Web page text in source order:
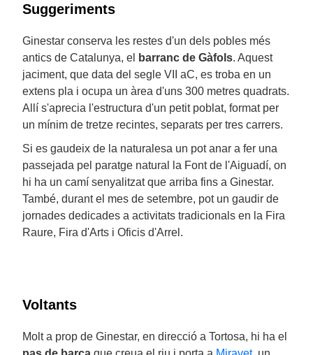
Suggeriments
Ginestar conserva les restes d'un dels pobles més
antics de Catalunya, el
barranc de Gàfols. Aquest
jaciment, que data del segle VII aC, es troba en un
extens pla i ocupa un àrea d'uns 300 metres quadrats.
Allí s'aprecia l'estructura d'un petit poblat, format per
un mínim de tretze recintes, separats per tres carrers.
Si es gaudeix de la naturalesa un pot anar a fer una
passejada pel paratge natural la Font de l'Aiguadí, on
hi ha un camí senyalitzat que arriba fins a Ginestar.
També, durant el mes de setembre, pot un gaudir de
jornades dedicades a activitats tradicionals en la Fira
Raure, Fira d'Arts i Oficis d'Arrel.
Voltants
Molt a prop de Ginestar, en direcció a Tortosa, hi ha el